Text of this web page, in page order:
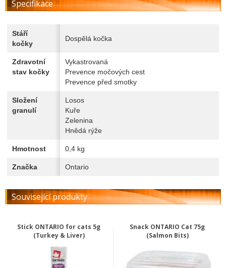
Specifikace
Stáří
kočky
Dospělá kočka
Zdravotní
stav kočky
Vykastrovaná
Prevence močových cest
Prevence před smotky
Složení
granulí
Losos
Kuře
Zelenina
Hnědá rýže
Hmotnost 0,4 kg
Značka Ontario
Související produkty
Stick ONTARIO for cats 5g
(Turkey & Liver)
Snack ONTARIO Cat 75g
(Salmon Bits)